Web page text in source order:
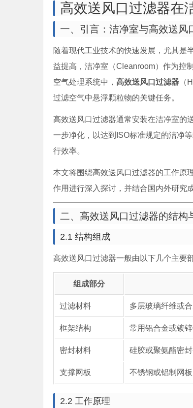
高效送风口过滤器在
一、引言：洁净室与高效送风
随着现代工业技术的快速发展，尤其是
益提高，洁净室（Cleanroom）作为控
空气处理系统中， 高效送风口过滤器 （
过滤空气中悬浮颗粒物的关键任务。
高效送风口过滤器通常安装在洁净室的
一步净化，以达到ISO标准规定的洁净
行效率。
本文将围绕高效送风口过滤器的工作原
作用进行深入探讨，并结合国内外研究
二、高效送风口过滤器的结构
2.1 结构组成
高效送风口过滤器一般由以下几个主要
组成部分
过滤材料 多层玻璃纤维或
框架结构 常用铝合金或镀
密封材料 硅胶或聚氨酯密
支撑网板 不锈钢或铝制网
2.2 工作原理